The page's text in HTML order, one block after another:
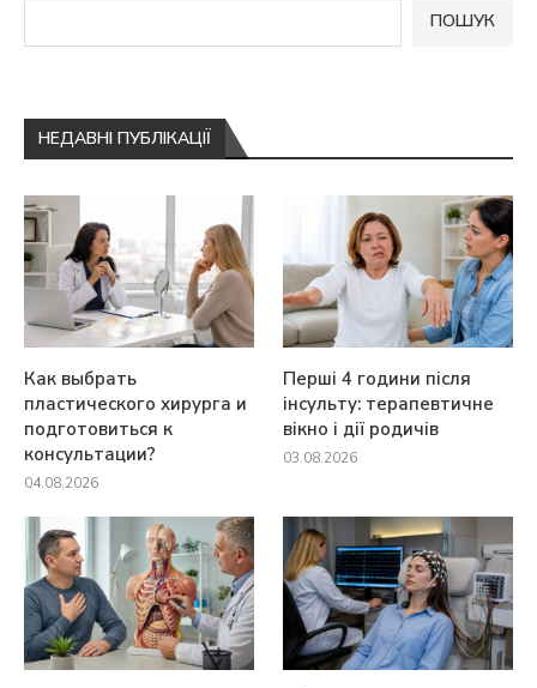
ПОШУК
НЕДАВНІ ПУБЛІКАЦІЇ
Как выбрать
пластического хирурга и
подготовиться к
консультации?
04.08.2026
Перші 4 години після
інсульту: терапевтичне
вікно і дії родичів
03.08.2026